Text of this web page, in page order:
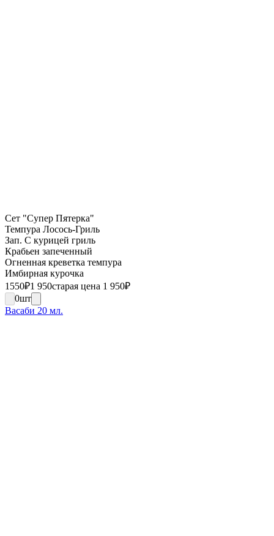
Сет "Супер Пятерка"
Темпура Лосось-Гриль
Зап. С курицей гриль
Крабьен запеченный
Огненная креветка темпура
Имбирная курочка
1550₽1 950старая цена 1 950₽
0шт
Васаби 20 мл.